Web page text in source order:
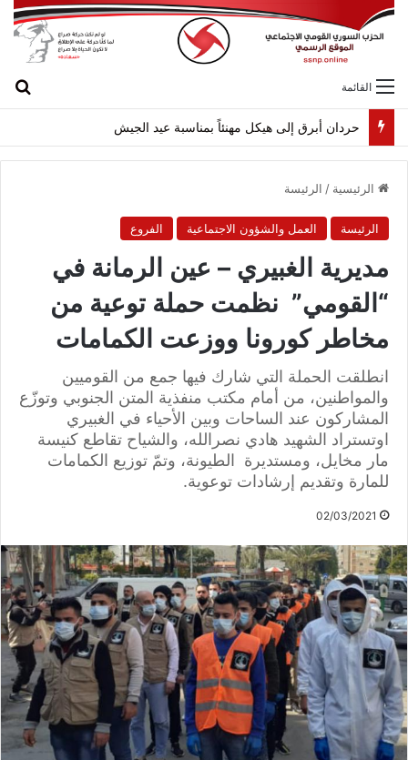
القائمة
حردان أبرق إلى هيكل مهنئاً بمناسبة عيد الجيش
الرئيسية / الرئيسة
الرئيسة العمل والشؤون الاجتماعية الفروع
مديرية الغبيري – عين الرمانة في
“القومي” نظمت حملة توعية من
مخاطر كورونا ووزعت الكمامات
انطلقت الحملة التي شارك فيها جمع من القوميين
والمواطنين، من أمام مكتب منفذية المتن الجنوبي وتوزّع
المشاركون عند الساحات وبين الأحياء في الغبيري
اوتستراد الشهيد هادي نصرالله، والشياح تقاطع كنيسة
مار مخايل، ومستديرة الطيونة، وتمّ توزيع الكمامات
للمارة وتقديم إرشادات توعوية.
02/03/2021